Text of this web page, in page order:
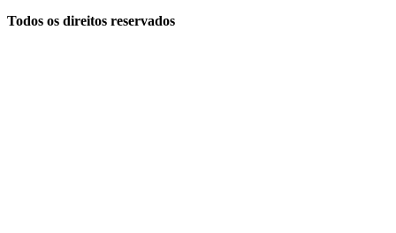
Todos os direitos reservados